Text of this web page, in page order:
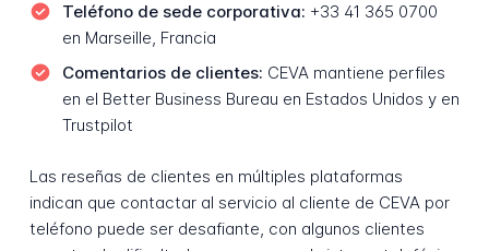
Teléfono de sede corporativa: +33 41 365 0700
en Marseille, Francia
Comentarios de clientes: CEVA mantiene perfiles
en el Better Business Bureau en Estados Unidos y en
Trustpilot
Las reseñas de clientes en múltiples plataformas
indican que contactar al servicio al cliente de CEVA por
teléfono puede ser desafiante, con algunos clientes